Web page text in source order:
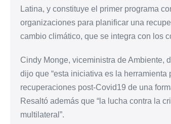
Latina, y constituye el primer programa
organizaciones para planificar una
cambio climático, que se integra con los
Cindy Monge, viceministra de Ambiente,
dijo que “esta iniciativa es la
recuperaciones post-Covid19 de una
Resaltó además que “la lucha contra la
multilateral”.